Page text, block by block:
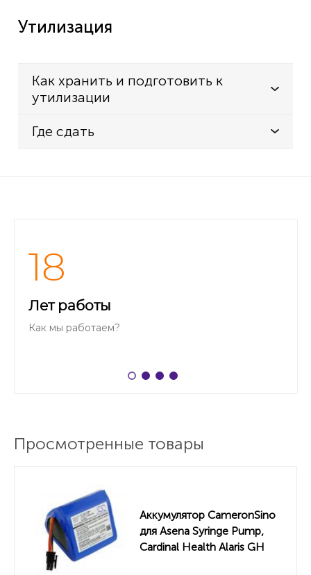
Утилизация
Как хранить и подготовить к
утилизации
Где сдать
18
Лет работы
Как мы работаем?
Просмотренные товары
Аккумулятор CameronSino
для Asena Syringe Pump,
Cardinal Health Alaris GH